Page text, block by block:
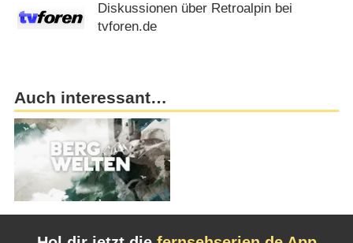
Diskussionen über Retroalpin bei
tvforen.de
Auch interessant…